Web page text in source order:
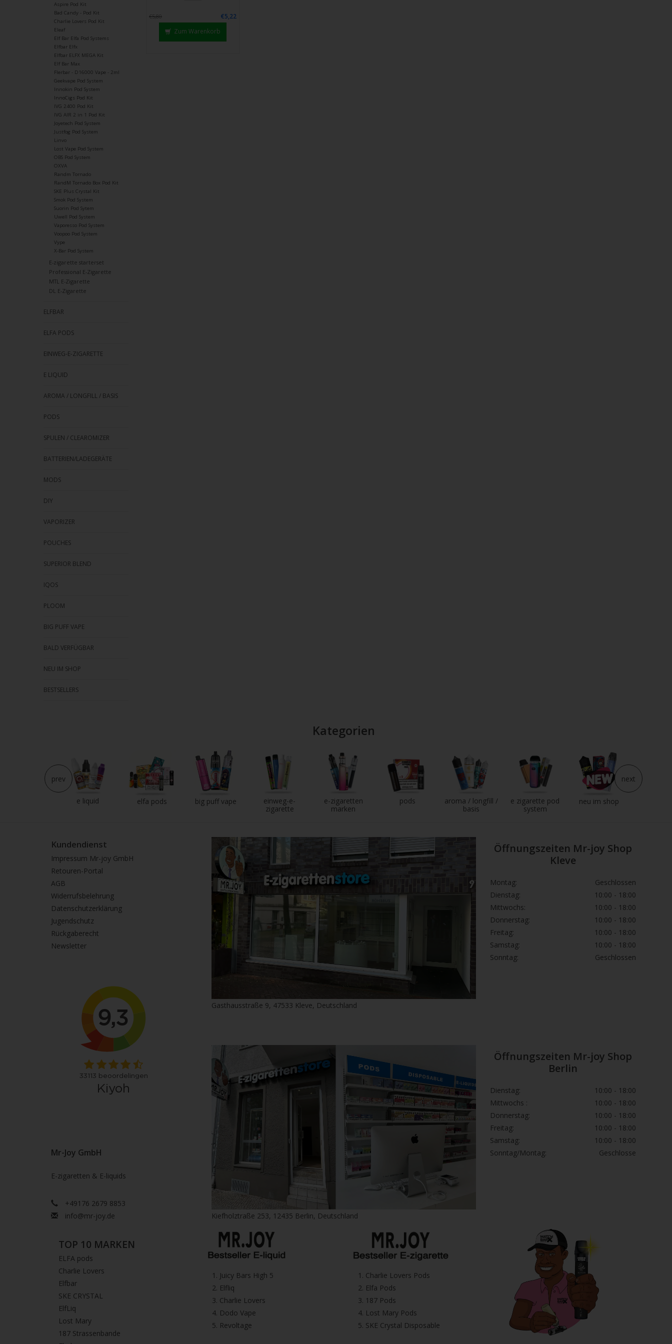
verwenden.
Aspire Pod Kit
Bad Candy - Pod Kit
Charlie Lovers Pod Kit
Eleaf
Elf Bar Elfa Pod Systems
Elfbar Elfx
Elfbar ELFX MEGA Kit
Elf Bar Max
Flerbar - D16000 Vape - 2ml
Geekvape Pod System
Innokin Pod System
InnoCigs Pod Kit
IVG 2400 Pod Kit
IVG AIR 2 in 1 Pod Kit
Joyetech Pod System
Justfog Pod System
Linvo
Lost Vape Pod System
OBS Pod System
OXVA
Randm Tornado
RandM Tornado Box Pod Kit
SKE Plus Crystal Kit
Smok Pod System
Suorin Pod Sytem
Uwell Pod System
Vaporesso Pod System
Voopoo Pod System
Vype
X-Bar Pod System
E-zigarette starterset
Professional E-Zigarette
MTL E-Zigarette
DL E-Zigarette
ELFBAR
ELFA PODS
EINWEG-E-ZIGARETTE
E LIQUID
AROMA / LONGFILL / BASIS
PODS
SPULEN / CLEAROMIZER
BATTERIEN/LADEGERÄTE
MODS
DIY
VAPORIZER
POUCHES
SUPERIOR BLEND
IQOS
PLOOM
BIG PUFF VAPE
BALD VERFÜGBAR
NEU IM SHOP
BESTSELLERS
€5,80
€5,22
Zum Warenkorb
Kategorien
e liquid elfa pods big puff vape
einweg-e-
zigarette
e-zigaretten
marken
pods
aroma / longfill /
basis
e zigarette pod
system
neu im shop
prev next
Kundendienst
Impressum Mr-joy GmbH
Retouren-Portal
AGB
Widerrufsbelehrung
Datenschutzerklärung
Jugendschutz
Rückgaberecht
Newsletter
Mr-Joy GmbH
E-zigaretten & E-liquids
+49176 2679 8853
info@mr-joy.de
Gasthausstraße 9, 47533 Kleve, Deutschland
Kiefholztraße 253, 12435 Berlin, Deutschland
Öffnungszeiten Mr-joy Shop
Kleve
Montag:
Geschlossen
Dienstag:
10:00 - 18:00
Mittwochs:
10:00 - 18:00
Donnerstag:
10:00 - 18:00
Freitag:
10:00 - 18:00
Samstag:
10:00 - 18:00
Sonntag:
Geschlossen
Öffnungszeiten Mr-joy Shop
Berlin
Dienstag:
10:00 - 18:00
Mittwochs :
10:00 - 18:00
Donnerstag:
10:00 - 18:00
Freitag:
10:00 - 18:00
Samstag:
10:00 - 18:00
Sonntag/Montag:
Geschlosse
TOP 10 MARKEN
ELFA pods
Charlie Lovers
Elfbar
SKE CRYSTAL
ElfLiq
Lost Mary
187 Strassenbande
1.⁠ ⁠Juicy Bars High 5
2.⁠ ⁠⁠Elfliq
3.⁠ ⁠⁠Charlie Lovers
4.⁠ ⁠⁠Dodo Vape
5. ⁠Revoltage
1.⁠ ⁠Charlie Lovers Pods
2.⁠ ⁠⁠Elfa Pods
3.⁠ ⁠⁠187 Pods
4.⁠ ⁠⁠Lost Mary Pods
5.⁠ ⁠⁠SKE Crystal Disposable